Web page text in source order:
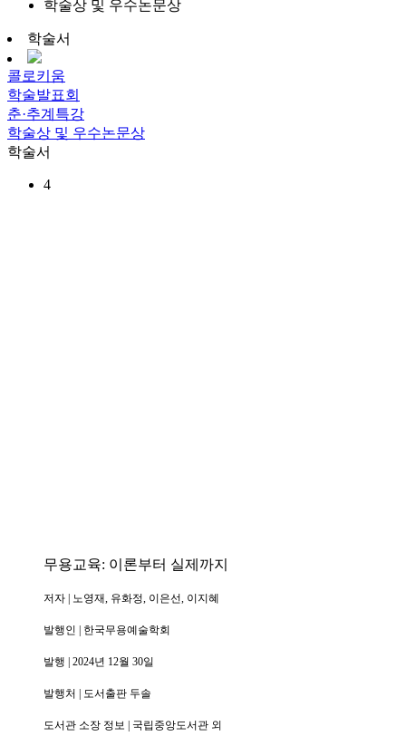
학술상 및 우수논문상
학술서
콜로키움
학술발표회
춘·추계특강
학술상 및 우수논문상
학술서
4
무용교육: 이론부터 실제까지
저자 | 노영재, 유화정, 이은선, 이지혜
발행인 | 한국무용예술학회
발행 | 2024년 12월 30일
발행처 | 도서출판 두솔
도서관 소장 정보 | 국립중앙도서관 외